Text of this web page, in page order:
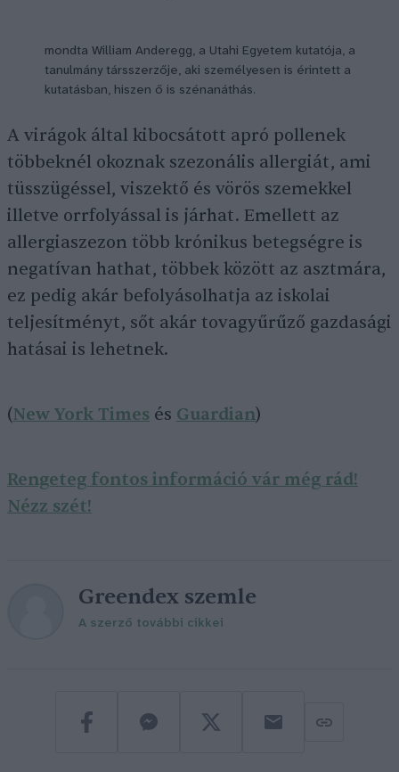
mondta William Anderegg, a Utahi Egyetem kutatója, a
tanulmány társszerzője, aki személyesen is érintett a
kutatásban, hiszen ő is szénanáthás.
A virágok által kibocsátott apró pollenek
többeknél okoznak szezonális allergiát, ami
tüsszügéssel, viszektő és vörös szemekkel
illetve orrfolyással is járhat. Emellett az
allergiaszezon több krónikus betegségre is
negatívan hathat, többek között az asztmára,
ez pedig akár befolyásolhatja az iskolai
teljesítményt, sőt akár tovagyűrűző gazdasági
hatásai is lehetnek.
(New York Times és Guardian)
Rengeteg fontos információ vár még rád!
Nézz szét!
Greendex szemle
A szerző további cikkei